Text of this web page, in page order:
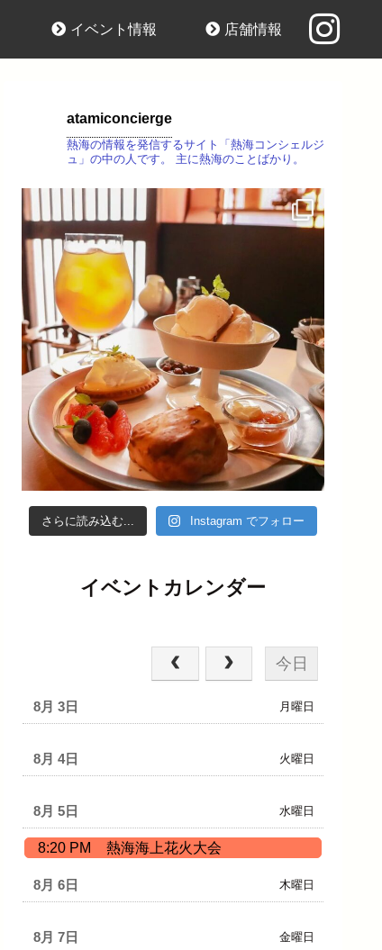
イベント情報 店舗情報
atamiconcierge
熱海の情報を発信するサイト「熱海コンシェルジ
ュ」の中の人です。
主に熱海のことばかり。
さらに読み込む... Instagram でフォロー
イベントカレンダー
今日
月曜日
8月 3
火曜日
8月 4
水曜日
8月 5
水
日,
8
5th
8:20 PM 熱海海上花火大会
木曜日
8月 6
金曜日
8月 7